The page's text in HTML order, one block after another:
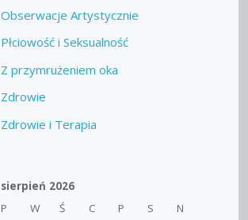
Obserwacje Artystycznie
Płciowość i Seksualność
Z przymrużeniem oka
Zdrowie
Zdrowie i Terapia
sierpień 2026
P
W Ś C P S
N